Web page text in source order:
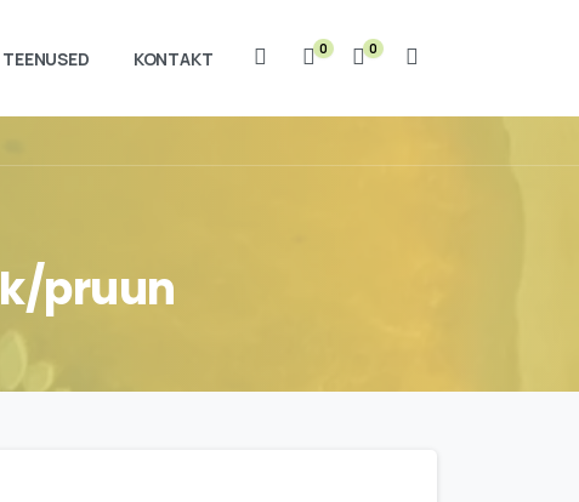
TEENUSED KONTAKT
Otsi
0 0
pruun